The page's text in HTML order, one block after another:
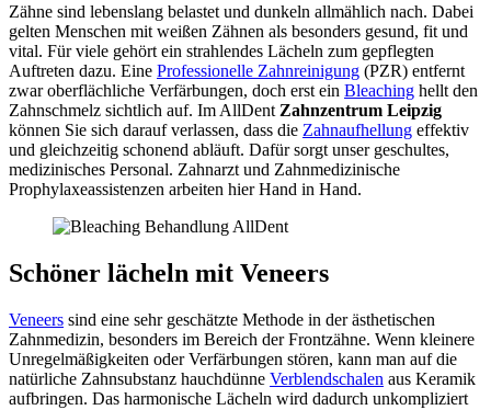
Zähne sind lebenslang belastet und dunkeln allmählich nach. Dabei
gelten Menschen mit weißen Zähnen als besonders gesund, fit und
vital. Für viele gehört ein strahlendes Lächeln zum gepflegten
Auftreten dazu. Eine Professionelle Zahnreinigung (PZR) entfernt
zwar oberflächliche Verfärbungen, doch erst ein Bleaching hellt den
Zahnschmelz sichtlich auf. Im AllDent Zahnzentrum Leipzig
können Sie sich darauf verlassen, dass die Zahnaufhellung effektiv
und gleichzeitig schonend abläuft. Dafür sorgt unser geschultes,
medizinisches Personal. Zahnarzt und Zahnmedizinische
Prophylaxeassistenzen arbeiten hier Hand in Hand.
Schöner lächeln mit Veneers
Veneers sind eine sehr geschätzte Methode in der ästhetischen
Zahnmedizin, besonders im Bereich der Frontzähne. Wenn kleinere
Unregelmäßigkeiten oder Verfärbungen stören, kann man auf die
natürliche Zahnsubstanz hauchdünne Verblendschalen aus Keramik
aufbringen. Das harmonische Lächeln wird dadurch unkompliziert